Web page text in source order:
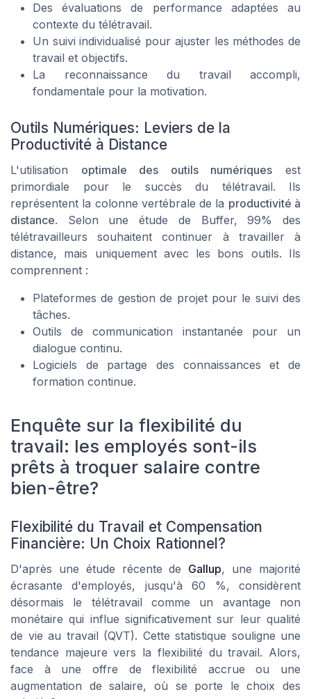
Des évaluations de performance adaptées au
contexte du télétravail.
Un suivi individualisé pour ajuster les méthodes de
travail et objectifs.
La reconnaissance du travail accompli,
fondamentale pour la motivation.
Outils Numériques: Leviers de la
Productivité à Distance
L'utilisation optimale des outils numériques est
primordiale pour le succès du télétravail. Ils
représentent la colonne vertébrale de la productivité à
distance. Selon une étude de Buffer, 99% des
télétravailleurs souhaitent continuer à travailler à
distance, mais uniquement avec les bons outils. Ils
comprennent :
Plateformes de gestion de projet pour le suivi des
tâches.
Outils de communication instantanée pour un
dialogue continu.
Logiciels de partage des connaissances et de
formation continue.
Enquête sur la flexibilité du
travail: les employés sont-ils
prêts à troquer salaire contre
bien-être?
Flexibilité du Travail et Compensation
Financière: Un Choix Rationnel?
D'après une étude récente de Gallup, une majorité
écrasante d'employés, jusqu'à 60 %, considèrent
désormais le télétravail comme un avantage non
monétaire qui influe significativement sur leur qualité
de vie au travail (QVT). Cette statistique souligne une
tendance majeure vers la flexibilité du travail. Alors,
face à une offre de flexibilité accrue ou une
augmentation de salaire, où se porte le choix des